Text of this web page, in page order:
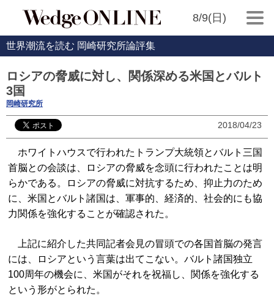
8/9(日)
世界潮流を読む 岡崎研究所論評集
ロシアの脅威に対し、関係深める米国とバルト
3国
岡崎研究所
2018/04/23
ホワイトハウスで行われたトランプ大統領とバルト三国
首脳との会談は、ロシアの脅威を念頭に行われたことは明
らかである。ロシアの脅威に対抗するため、抑止力のため
に、米国とバルト諸国は、軍事的、経済的、社会的にも協
力関係を強化することが確認された。
上記に紹介した共同記者会見の冒頭での各国首脳の発言
には、ロシアという言葉は出てこない。バルト諸国独立
100周年の機会に、米国がそれを祝福し、関係を強化する
という形がとられた。